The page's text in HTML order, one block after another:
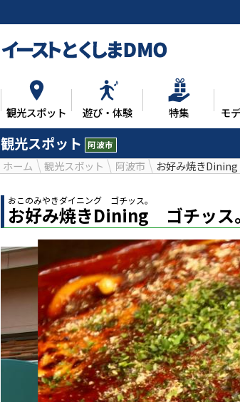
観光スポット 遊び・体験 特集 モ
観光スポット 阿波市
ホーム 観光スポット 阿波市 お好み焼き
お好み焼きDining ゴチッス。
おこのみやきダイニング ゴチッス。